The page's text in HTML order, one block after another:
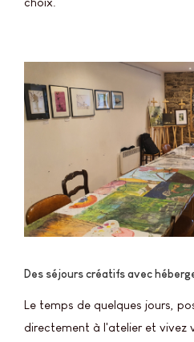
Des séjours créatifs avec
Le temps de quelques jours,
directement à l'atelier et vivez